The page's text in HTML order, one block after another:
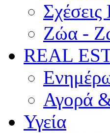
Ζώα -
REAL
Αγορά
Υγεία